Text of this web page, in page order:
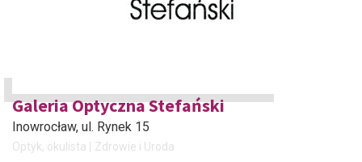
Galeria Optyczna Stefański
Inowrocław, ul. Rynek 15
Optyk, okulista Zdrowie i Uroda